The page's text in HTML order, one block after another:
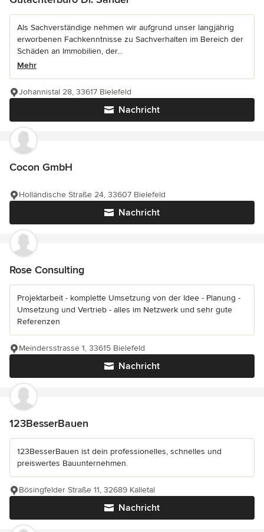
Als Sachverständige nehmen wir aufgrund unser langjährig
erworbenen Fachkenntnisse zu Sachverhalten im Bereich der
Schäden an Immobilien, der...
Mehr
Nachricht
Johannistal 28, 33617 Bielefeld
Cocon GmbH
Nachricht
Holländische Straße 24, 33607 Bielefeld
Rose Consulting
Projektarbeit - komplette Umsetzung von der Idee - Planung -
Umsetzung und Vertrieb - alles im Netzwerk und sehr gute
Referenzen
Nachricht
Meindersstrasse 1, 33615 Bielefeld
123BesserBauen
123BesserBauen ist dein professionelles, schnelles und
preiswertes Bauunternehmen.
Nachricht
Bösingfelder Straße 11, 32689 Kalletal